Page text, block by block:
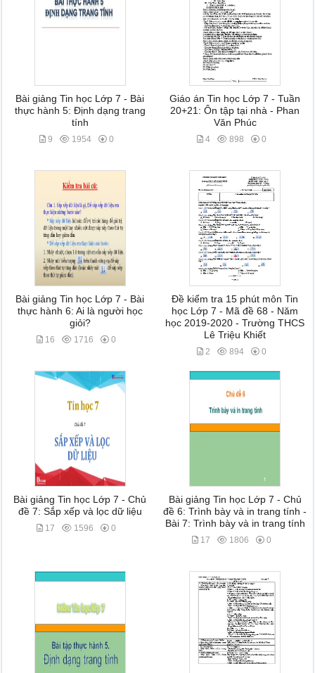
Bài giảng Tin học Lớp 7 - Bài
thực hành 5: Định dạng trang
tính
9 1954 0
Giáo án Tin học Lớp 7 - Tuần
20+21: Ôn tập tại nhà - Phan
Văn Phúc
4 898 0
Bài giảng Tin học Lớp 7 - Bài
thực hành 6: Ai là người học
giỏi?
16 1716 0
Đề kiểm tra 15 phút môn Tin
học Lớp 7 - Mã đề 68 - Năm
học 2019-2020 - Trường THCS
Lê Triệu Khiết
2 894 0
Bài giảng Tin học Lớp 7 - Chủ
đề 7: Sắp xếp và lọc dữ liệu
17 1596 0
Bài giảng Tin học Lớp 7 - Chủ
đề 6: Trình bày và in trang tính -
Bài 7: Trình bày và in trang tính
17 1806 0